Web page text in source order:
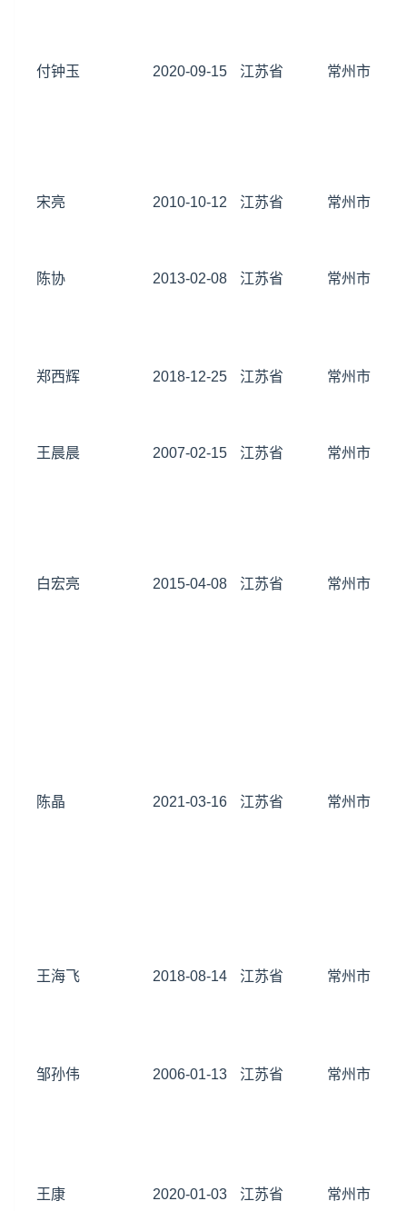
付钟玉 2020-09-15 江苏省 常州市
宋亮 2010-10-12 江苏省 常州市
陈协 2013-02-08 江苏省 常州市
郑西辉 2018-12-25 江苏省 常州市
王晨晨 2007-02-15 江苏省 常州市
白宏亮 2015-04-08 江苏省 常州市
陈晶 2021-03-16 江苏省 常州市
王海飞 2018-08-14 江苏省 常州市
邹孙伟 2006-01-13 江苏省 常州市
王康 2020-01-03 江苏省 常州市